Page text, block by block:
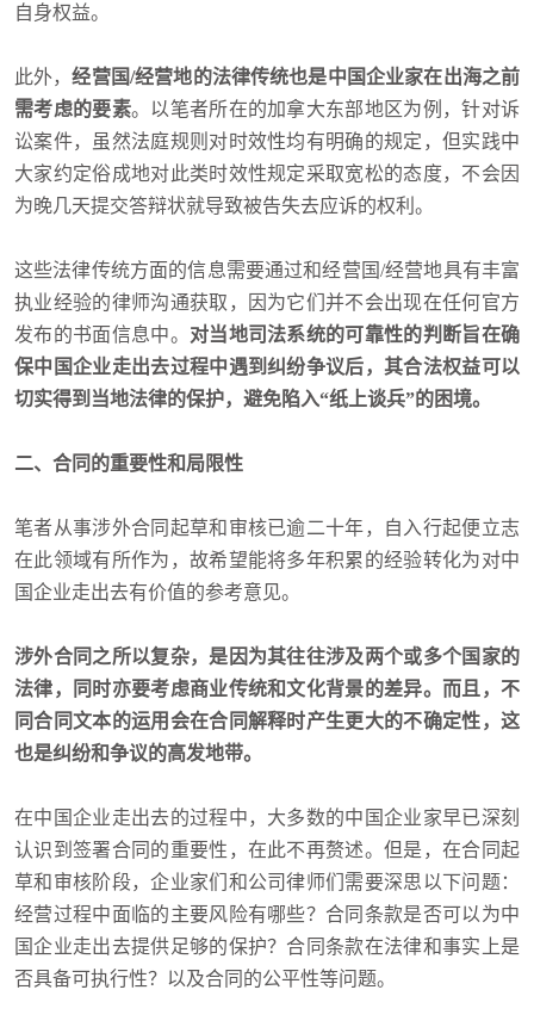
自身权益。
此外，经营国/经营地的法律传统也是中国企业家在出海之前
需考虑的要素。以笔者所在的加拿大东部地区为例，针对诉
讼案件，虽然法庭规则对时效性均有明确的规定，但实践中
大家约定俗成地对此类时效性规定采取宽松的态度，不会因
为晚几天提交答辩状就导致被告失去应诉的权利。
这些法律传统方面的信息需要通过和经营国/经营地具有丰富
执业经验的律师沟通获取，因为它们并不会出现在任何官方
发布的书面信息中。 对当地司法系统的可靠性的判断旨在确
保中国企业走出去过程中遇到纠纷争议后，其合法权益可以
切实得到当地法律的保护，避免陷入“纸上谈兵”的困境。
二、合同的重要性和局限性
笔者从事涉外合同起草和审核已逾二十年，自入行起便立志
在此领域有所作为，故希望能将多年积累的经验转化为对中
国企业走出去有价值的参考意见。
涉外合同之所以复杂，是因为其往往涉及两个或多个国家的
法律，同时亦要考虑商业传统和文化背景的差异。而且，不
同合同文本的运用会在合同解释时产生更大的不确定性，这
也是纠纷和争议的高发地带。
在中国企业走出去的过程中，大多数的中国企业家早已深刻
认识到签署合同的重要性，在此不再赘述。但是，在合同起
草和审核阶段，企业家们和公司律师们需要深思以下问题：
经营过程中面临的主要风险有哪些？合同条款是否可以为中
国企业走出去提供足够的保护？合同条款在法律和事实上是
否具备可执行性？以及合同的公平性等问题。